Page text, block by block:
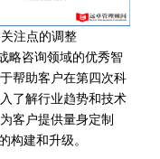
注点的调整
略咨询领域的优秀智
帮助客户在第四次科
了解行业趋势和技术
客户提供量身定制
构建和升级。